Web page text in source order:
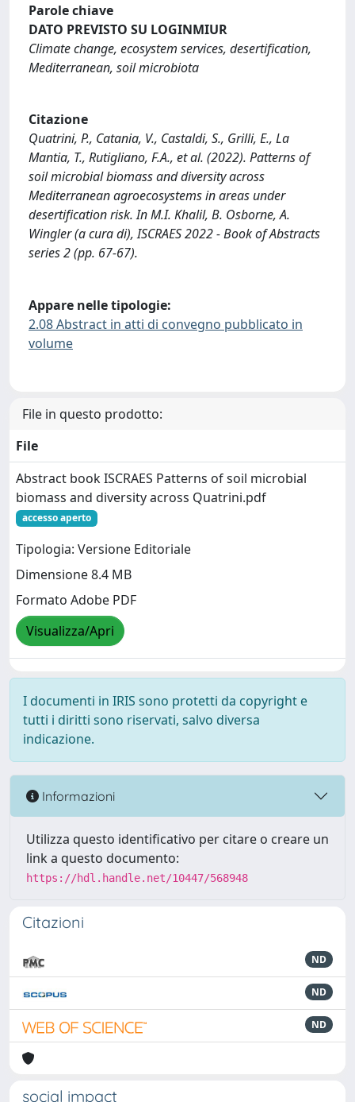
Parole chiave
DATO PREVISTO SU LOGINMIUR
Climate change, ecosystem services, desertification,
Mediterranean, soil microbiota
Citazione
Quatrini, P., Catania, V., Castaldi, S., Grilli, E., La
Mantia, T., Rutigliano, F.A., et al. (2022). Patterns of
soil microbial biomass and diversity across
Mediterranean agroecosystems in areas under
desertification risk. In M.I. Khalil, B. Osborne, A.
Wingler (a cura di), ISCRAES 2022 - Book of Abstracts
series 2 (pp. 67-67).
Appare nelle tipologie:
2.08 Abstract in atti di convegno pubblicato in
volume
File in questo prodotto:
File
Abstract book ISCRAES Patterns of soil microbial
biomass and diversity across Quatrini.pdf
accesso aperto
Tipologia: Versione Editoriale
Dimensione 8.4 MB
Formato Adobe PDF
Visualizza/Apri
I documenti in IRIS sono protetti da copyright e
tutti i diritti sono riservati, salvo diversa
indicazione.
Informazioni
Utilizza questo identificativo per citare o creare un
link a questo documento:
https://hdl.handle.net/10447/568948
Citazioni
ND
ND
ND
social impact